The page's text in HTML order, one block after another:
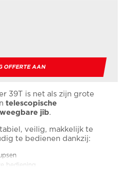
OFFERTE AAN
39T is net als zijn grote
telescopische
jib.
veilig, makkelijk te
te bedienen dankzij:
bediening